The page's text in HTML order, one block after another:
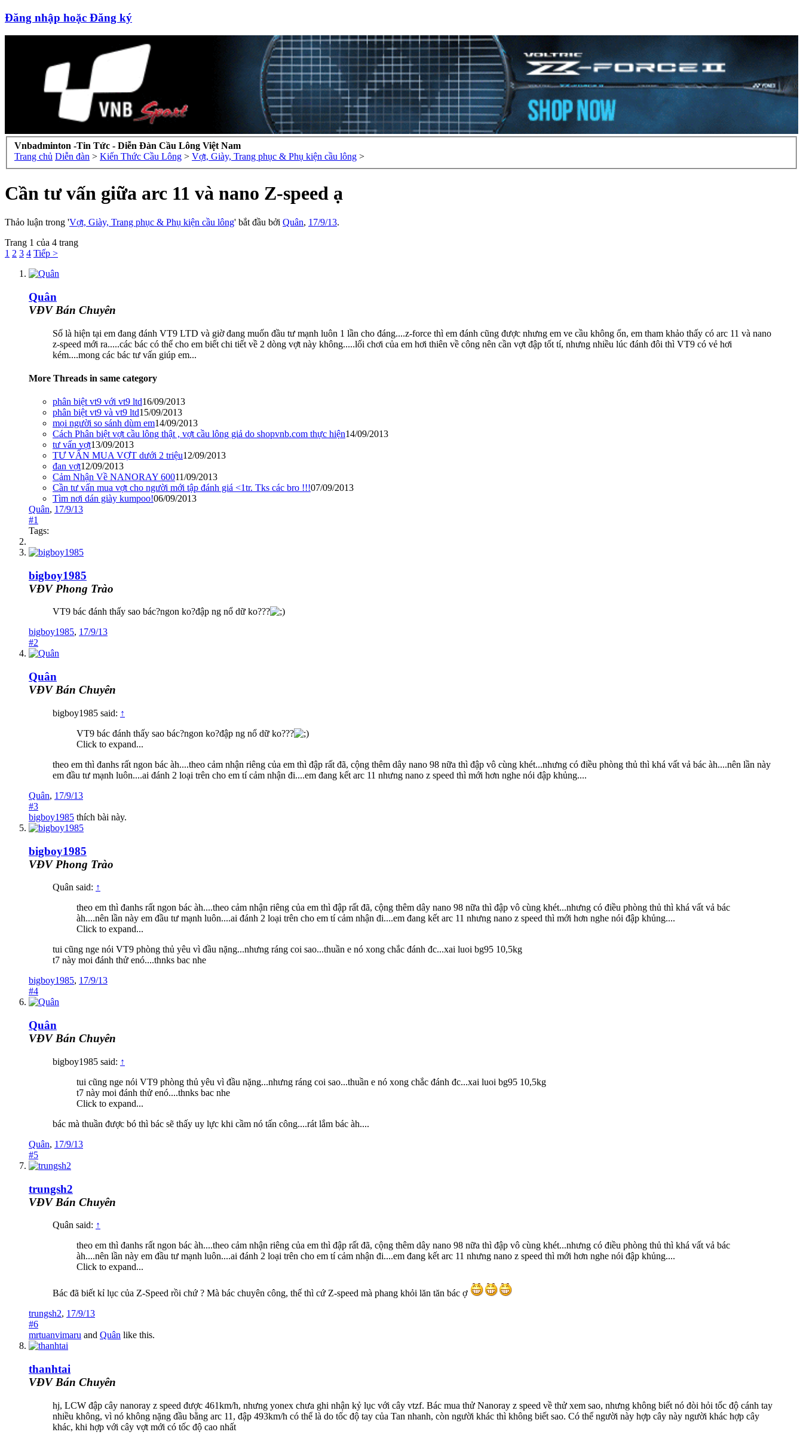
Đăng nhập hoặc Đăng ký
Vnbadminton -Tin Tức - Diễn Đàn Cầu Lông Việt Nam
Trang chủ Diễn đàn > Kiến Thức Cầu Lông > Vợt, Giày, Trang phục & Phụ kiện cầu lông >
Cần tư vấn giữa arc 11 và nano Z-speed ạ
Thảo luận trong 'Vợt, Giày, Trang phục & Phụ kiện cầu lông' bắt đầu bởi Quân, 17/9/13.
Trang 1 của 4 trang
1 2 3 4 Tiếp >
Quân
VĐV Bán Chuyên
Số là hiện tại em đang đánh VT9 LTD và giờ đang muốn đầu tư mạnh luôn 1 lần cho đáng....z-force thì em đánh cũng được nhưng em ve cầu không ổn, em tham khảo thấy có arc 11 và nano
z-speed mới ra.....các bác có thể cho em biết chi tiết về 2 dòng vợt này không.....lối chơi của em hơi thiên về công nên cần vợt đập tốt tí, nhưng nhiều lúc đánh đôi thì VT9 có vẻ hơi
kém....mong các bác tư vấn giúp em...
More Threads in same category
phân biệt vt9 với vt9 ltd16/09/2013
phân biệt vt9 và vt9 ltd15/09/2013
mọi người so sánh dùm em14/09/2013
Cách Phân biệt vợt cầu lông thật , vợt cầu lông giả do shopvnb.com thực hiện14/09/2013
tư vấn vợt13/09/2013
TƯ VẤN MUA VỢT dưới 2 triệu12/09/2013
đan vợt12/09/2013
Cảm Nhận Về NANORAY 60011/09/2013
Cần tư vấn mua vợt cho người mới tập đánh giá <1tr. Tks các bro !!!07/09/2013
Tìm nơi dán giày kumpoo!06/09/2013
Quân, 17/9/13
#1
Tags:
bigboy1985
VĐV Phong Trào
VT9 bác đánh thấy sao bác?ngon ko?đập ng nổ dữ ko???
bigboy1985, 17/9/13
#2
Quân
VĐV Bán Chuyên
bigboy1985 said: ↑
VT9 bác đánh thấy sao bác?ngon ko?đập ng nổ dữ ko???
Click to expand...
theo em thì đanhs rất ngon bác àh....theo cảm nhận riêng của em thì đập rất đã, cộng thêm dây nano 98 nữa thì đập vô cùng khét...nhưng có điều phòng thủ thì khá vất vả bác àh....nên lần này
em đầu tư mạnh luôn....ai đánh 2 loại trên cho em tí cảm nhận đi....em đang kết arc 11 nhưng nano z speed thì mới hơn nghe nói đập khủng....
Quân, 17/9/13
#3
bigboy1985 thích bài này.
bigboy1985
VĐV Phong Trào
Quân said: ↑
theo em thì đanhs rất ngon bác àh....theo cảm nhận riêng của em thì đập rất đã, cộng thêm dây nano 98 nữa thì đập vô cùng khét...nhưng có điều phòng thủ thì khá vất vả bác
àh....nên lần này em đầu tư mạnh luôn....ai đánh 2 loại trên cho em tí cảm nhận đi....em đang kết arc 11 nhưng nano z speed thì mới hơn nghe nói đập khủng....
Click to expand...
tui cũng nge nói VT9 phòng thủ yêu vì đầu nặng...nhưng ráng coi sao...thuần e nó xong chắc đánh đc...xai luoi bg95 10,5kg
t7 này moi đánh thử enó....thnks bac nhe
bigboy1985, 17/9/13
#4
Quân
VĐV Bán Chuyên
bigboy1985 said: ↑
tui cũng nge nói VT9 phòng thủ yêu vì đầu nặng...nhưng ráng coi sao...thuần e nó xong chắc đánh đc...xai luoi bg95 10,5kg
t7 này moi đánh thử enó....thnks bac nhe
Click to expand...
bác mà thuần được bó thì bác sẽ thấy uy lực khi cầm nó tấn công....rát lắm bác àh....
Quân, 17/9/13
#5
trungsh2
VĐV Bán Chuyên
Quân said: ↑
theo em thì đanhs rất ngon bác àh....theo cảm nhận riêng của em thì đập rất đã, cộng thêm dây nano 98 nữa thì đập vô cùng khét...nhưng có điều phòng thủ thì khá vất vả bác
àh....nên lần này em đầu tư mạnh luôn....ai đánh 2 loại trên cho em tí cảm nhận đi....em đang kết arc 11 nhưng nano z speed thì mới hơn nghe nói đập khủng....
Click to expand...
Bác đã biết kỉ lục của Z-Speed rồi chứ ? Mà bác chuyên công, thế thì cứ Z-speed mà phang khỏi lăn tăn bác ợ
trungsh2, 17/9/13
#6
mrtuanvimaru and Quân like this.
thanhtai
VĐV Bán Chuyên
hj, LCW đập cây nanoray z speed được 461km/h, nhưng yonex chưa ghi nhận kỷ lục với cây vtzf. Bác mua thử Nanoray z speed về thử xem sao, nhưng không biết nó đòi hỏi tốc độ cánh tay
nhiều không, vì nó không nặng đầu bằng arc 11, đập 493km/h có thể là do tốc độ tay của Tan nhanh, còn người khác thì không biết sao. Có thể người này hợp cây này người khác hợp cây
khác, khi hợp với cây vợt mới có tốc độ cao nhất